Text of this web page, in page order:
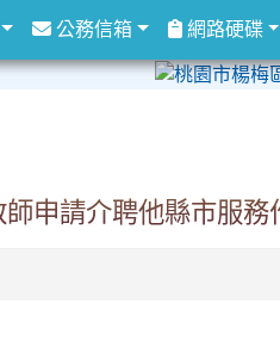
申請介聘他縣市服
公務信箱 網路硬碟